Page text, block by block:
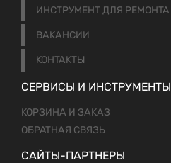
ИНСТРУМЕНТ ДЛЯ РЕМОНТА
ВАКАНСИИ
КОНТАКТЫ
СЕРВИСЫ И ИНСТРУМЕНТЫ
КОРЗИНА И ЗАКАЗ
ОБРАТНАЯ СВЯЗЬ
САЙТЫ-ПАРТНЕРЫ